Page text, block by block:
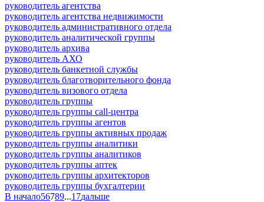
руководитель агентства
руководитель агентства недвижимости
руководитель административного отдела
руководитель аналитической группы
руководитель архива
руководитель АХО
руководитель банкетной службы
руководитель благотворительного фонда
руководитель визового отдела
руководитель группы
руководитель группы call-центра
руководитель группы агентов
руководитель группы активных продаж
руководитель группы аналитики
руководитель группы аналитиков
руководитель группы аптек
руководитель группы архитекторов
руководитель группы бухгалтерии
В начало56789...17дальше